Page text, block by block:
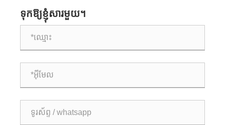
ទុកឱ្យខ្ញុំសារមួយ។